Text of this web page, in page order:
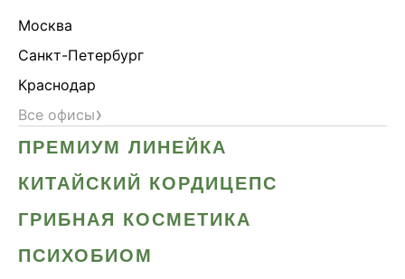
Москва
Санкт-Петербург
Краснодар
Все офисы›
ПРЕМИУМ ЛИНЕЙКА
КИТАЙСКИЙ КОРДИЦЕПС
ГРИБНАЯ КОСМЕТИКА
ПСИХОБИОМ